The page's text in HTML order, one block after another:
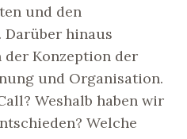
und den
hinaus
der Konzeption der
und Organisation.
Weshalb haben wir
Welche